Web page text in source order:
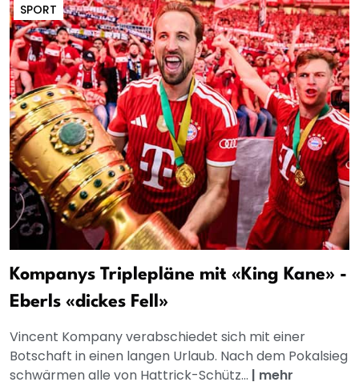
SPORT
Kompanys Triplepläne mit «King Kane» -
Eberls «dickes Fell»
Vincent Kompany verabschiedet sich mit einer
Botschaft in einen langen Urlaub. Nach dem Pokalsieg
schwärmen alle von Hattrick-Schütz... | mehr